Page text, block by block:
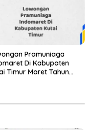
Pramuniaga
Di Kabupaten
Timur Maret Tahun